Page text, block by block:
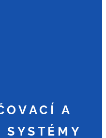
A
SYSTÉMY